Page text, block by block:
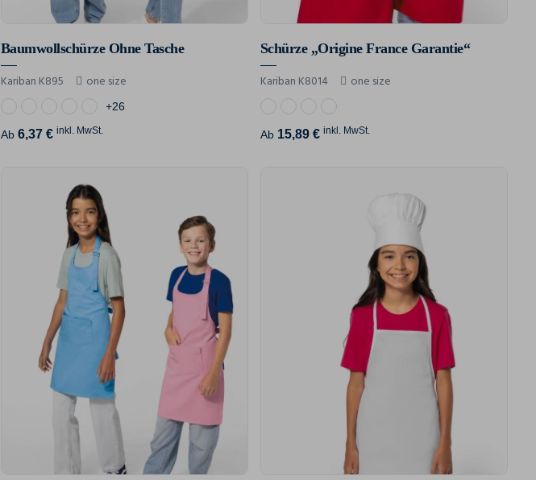
Baumwollschürze Ohne Tasche
Kariban K895 one size
+26
Ab 6,37 € inkl. MwSt.
Schürze „Origine France Garantie“
Kariban K8014 one size
Ab 15,89 € inkl. MwSt.